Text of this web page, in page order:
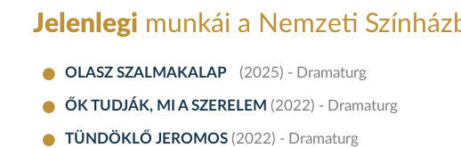
Jelenlegi munkái a Nemzeti
OLASZ SZALMAKALAP(2025) - Dramaturg
ŐK TUDJÁK, MI A SZERELEM(2022) - Dramaturg
TÜNDÖKLŐ JEROMOS(2022) - Dramaturg